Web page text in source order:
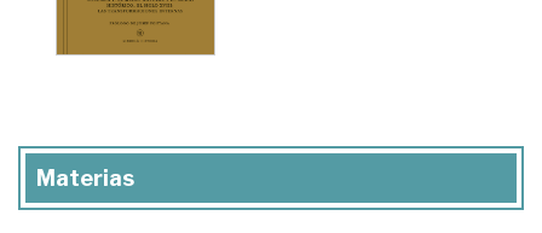
Materias